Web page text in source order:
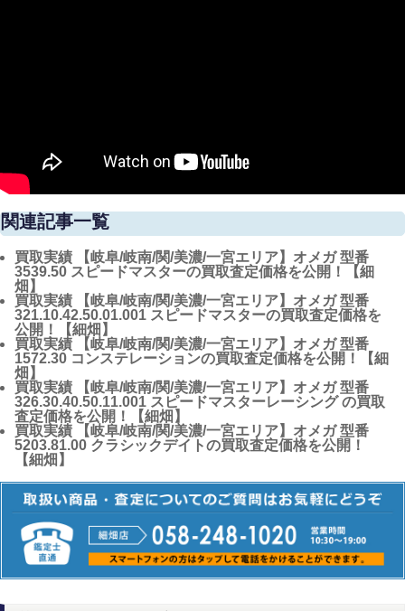
関連記事一覧
買取実績 【岐阜/岐南/関/美濃/一宮エリア】オメガ 型番
3539.50 スピードマスターの買取査定価格を公開！【細
畑】
買取実績 【岐阜/岐南/関/美濃/一宮エリア】オメガ 型番
321.10.42.50.01.001 スピードマスターの買取査定価格を
公開！【細畑】
買取実績 【岐阜/岐南/関/美濃/一宮エリア】オメガ 型番
1572.30 コンステレーションの買取査定価格を公開！【細
畑】
買取実績 【岐阜/岐南/関/美濃/一宮エリア】オメガ 型番
326.30.40.50.11.001 スピードマスターレーシング の買取
査定価格を公開！【細畑】
買取実績 【岐阜/岐南/関/美濃/一宮エリア】オメガ 型番
5203.81.00 クラシックデイトの買取査定価格を公開！
【細畑】